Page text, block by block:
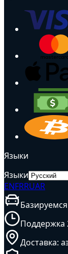
Языки
Языки
ENFRRUAR
Поддержка
Доставка: